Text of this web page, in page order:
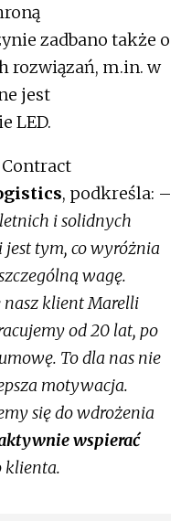
zadbano także o
rozwiązań, m.in. w
jest
LED.
, podkreśla: –
i solidnych
tym, co wyróżnia
wagę.
nasz klient Marelli
od 20 lat, po
To dla nas nie
motywacja.
się do wdrożenia
wspierać
klienta.